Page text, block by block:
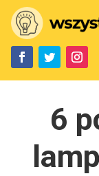
6